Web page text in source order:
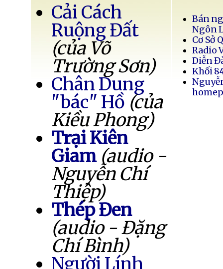
Cải Cách
Ruộng Đất
(của Võ
Trường Sơn)
Chân Dung
"bác" Hồ (của
Kiều Phong)
Trại Kiên
Giam (audio -
Nguyễn Chí
Thiệp)
Thép Đen
(audio - Đặng
Chí Bình)
Người Lính
Bán
Ngôn
Cơ Sở
Radio
Diễn
Khối